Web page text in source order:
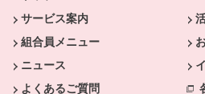
サービス案内
組合員メニュー
ニュース
よくあるご質問